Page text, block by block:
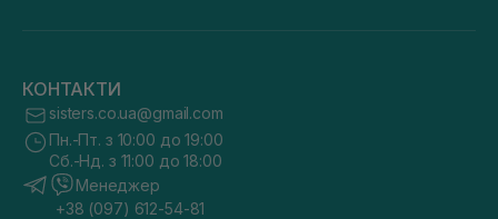
КОНТАКТИ
sisters.co.ua@gmail.com
Пн.-Пт. з 10:00 до 19:00
Сб.-Нд. з 11:00 до 18:00
Менеджер
+38 (097) 612-54-81